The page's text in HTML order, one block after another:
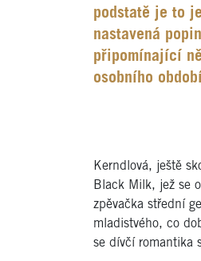
podstatě je to
nastavená
připomínající
osobního
Kerndlová, ještě
Black Milk, jež se
zpěvačka střední
mladistvého, co
se dívčí romantika